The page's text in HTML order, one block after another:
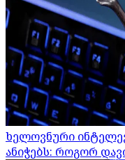
ხელოვნური
ანიჭებს: როგორ